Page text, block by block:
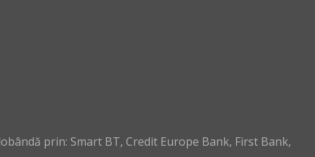
prin: Smart BT, Credit Europe Bank, First Bank,